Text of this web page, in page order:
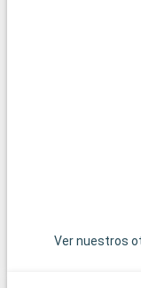
Ver nuestros